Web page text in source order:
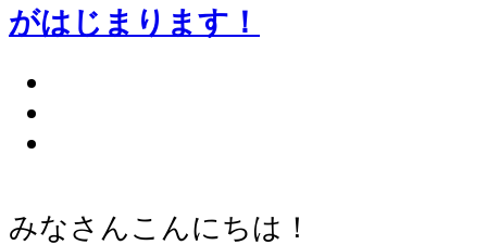
がはじまります！
みなさんこんにちは！